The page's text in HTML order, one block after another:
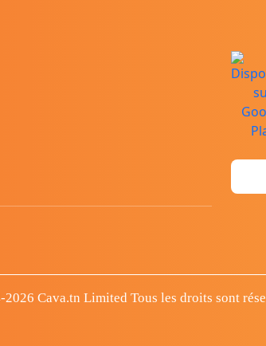
Cava.tn Limited Tous les droits sont